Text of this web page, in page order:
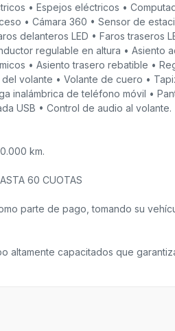
• Espejos eléctricos •
• Cámara 360 • Sensor de
delanteros LED • Faros traseros
regulable en altura • Asiento
• Asiento trasero rebatible •
volante • Volante de cuero •
inalámbrica de teléfono móvil •
USB • Control de audio al volante.
km.
60 CUOTAS
parte de pago, tomando su
altamente capacitados que